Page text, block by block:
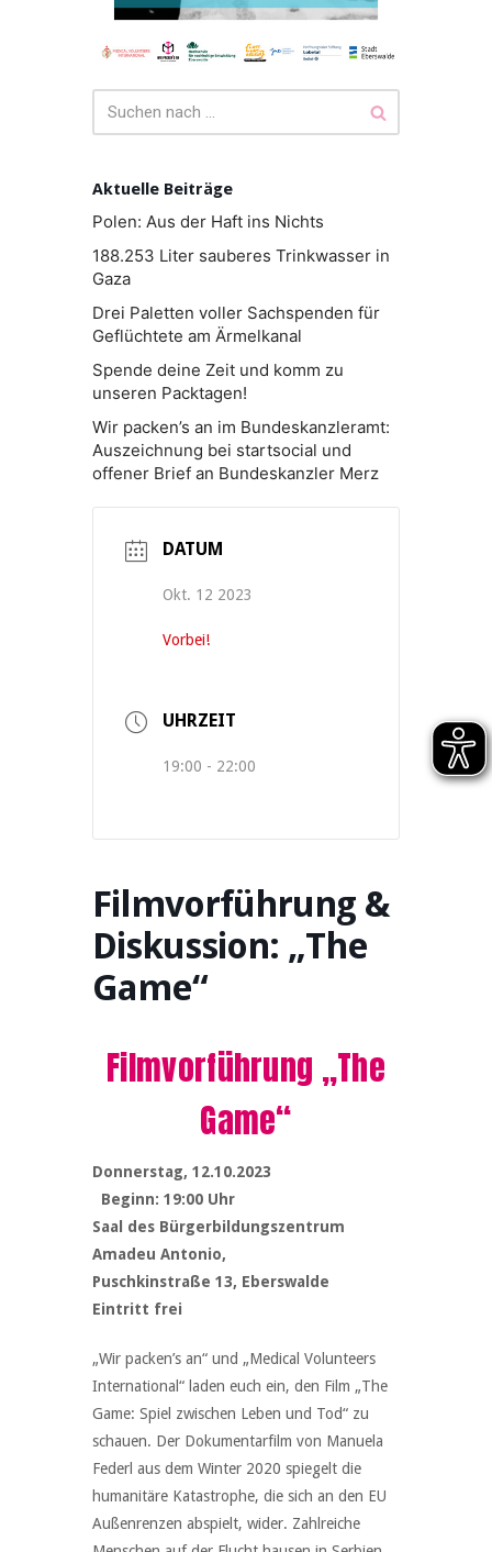
Aktuelle Beiträge
Polen: Aus der Haft ins Nichts
188.253 Liter sauberes Trinkwasser in
Gaza
Drei Paletten voller Sachspenden für
Geflüchtete am Ärmelkanal
Spende deine Zeit und komm zu
unseren Packtagen!
Wir packen’s an im Bundeskanzleramt:
Auszeichnung bei startsocial und
offener Brief an Bundeskanzler Merz
DATUM
Okt. 12 2023
Vorbei!
UHRZEIT
19:00 - 22:00
Filmvorführung &
Diskussion: „The
Game“
Filmvorführung „The
Game“
Donnerstag, 12.10.2023
Beginn: 19:00 Uhr
Saal des Bürgerbildungszentrum
Amadeu Antonio,
Puschkinstraße 13, Eberswalde
Eintritt frei
„Wir packen’s an“ und „Medical Volunteers
International“ laden euch ein, den Film „The
Game: Spiel zwischen Leben und Tod“ zu
schauen. Der Dokumentarfilm von Manuela
Federl aus dem Winter 2020 spiegelt die
humanitäre Katastrophe, die sich an den EU
Außenrenzen abspielt, wider. Zahlreiche